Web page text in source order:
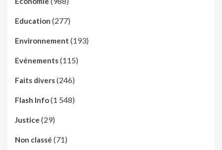
Education (277)
Environnement (193)
Evénements(115)
Faits divers(246)
Flash Info(1 548)
Justice (29)
Non classé (71)